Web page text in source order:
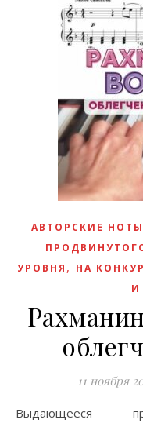
АВТОРСКИЕ НОТЫ
УРОВНЯ , НА
И
11 ноября
Выдающееся произведение Рахманинова,